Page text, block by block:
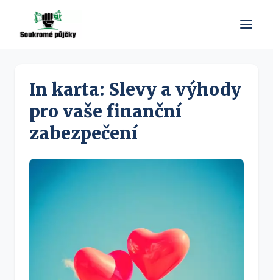
In karta: Slevy a výhody
pro vaše finanční
zabezpečení